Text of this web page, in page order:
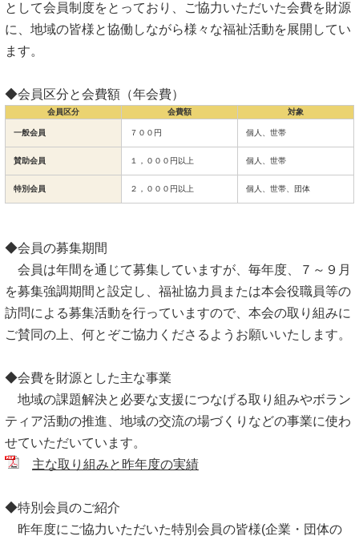
として会員制度をとっており、ご協力いただいた会費を財源
に、地域の皆様と協働しながら様々な福祉活動を展開してい
ます。
◆会員区分と会費額（年会費）
会員区分 会費額 対象
一般会員 ７００円 個人、世帯
賛助会員 １，０００円以上 個人、世帯
特別会員 ２，０００円以上 個人、世帯、団体
◆会員の募集期間
会員は年間を通じて募集していますが、毎年度、７～９月
を募集強調期間と設定し、福祉協力員または本会役職員等の
訪問による募集活動を行っていますので、本会の取り組みに
ご賛同の上、何とぞご協力くださるようお願いいたします。
◆会費を財源とした主な事業
地域の課題解決と必要な支援につなげる取り組みやボラン
ティア活動の推進、地域の交流の場づくりなどの事業に使わ
せていただいています。
主な取り組みと昨年度の実績
◆特別会員のご紹介
昨年度にご協力いただいた特別会員の皆様(企業・団体の